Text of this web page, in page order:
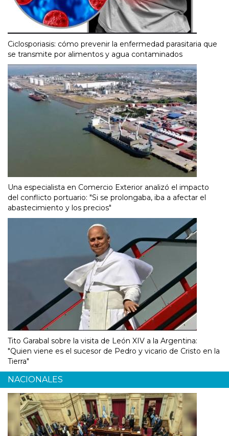
Ciclosporiasis: cómo prevenir la enfermedad parasitaria que
se transmite por alimentos y agua contaminados
Una especialista en Comercio Exterior analizó el impacto
del conflicto portuario: "Si se prolongaba, iba a afectar el
abastecimiento y los precios"
Tito Garabal sobre la visita de León XIV a la Argentina:
"Quien viene es el sucesor de Pedro y vicario de Cristo en la
Tierra"
NACIONALES